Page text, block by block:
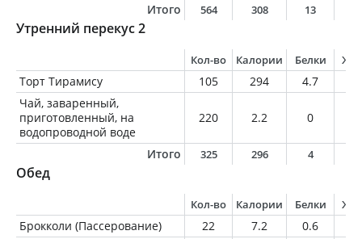
Итого 564 308 13
Утренний перекус 2
Кол-во Калории Белки
Торт Тирамису 105 294 4.7
Чай, заваренный,
приготовленный, на
водопроводной воде
220 2.2 0
Итого 325 296 4
Обед
Кол-во Калории Белки
Брокколи (Пассерование) 22 7.2 0.6